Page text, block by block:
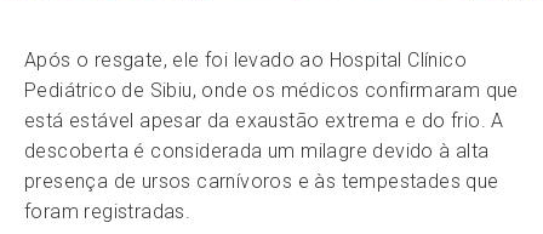
Após o resgate, ele foi levado ao Hospital Clínico
Pediátrico de Sibiu, onde os médicos confirmaram que
está estável apesar da exaustão extrema e do frio. A
descoberta é considerada um milagre devido à alta
presença de ursos carnívoros e às tempestades que
foram registradas.